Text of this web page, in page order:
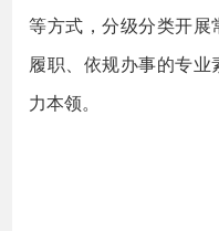
等方式，分级分类开
履职、依规办事的专
力本领。